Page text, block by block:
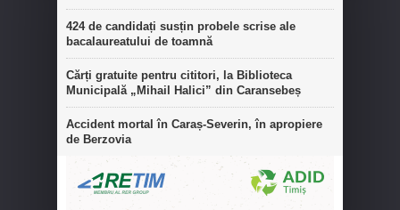
424 de candidați susțin probele scrise ale
bacalaureatului de toamnă
Cărți gratuite pentru cititori, la Biblioteca
Municipală „Mihail Halici” din Caransebeș
Accident mortal în Caraș-Severin, în apropiere
de Berzovia